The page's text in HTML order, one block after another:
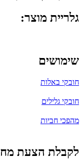
גלריית מוצר:
שימושים
חובקי באלות
חובקי גלילים
מהפכי חביות
לקבלת הצעת